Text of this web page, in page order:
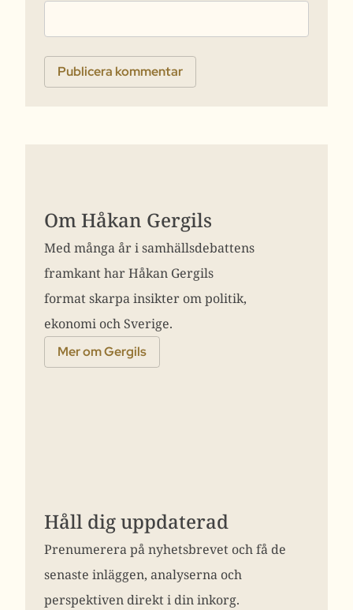
Om Håkan Gergils
Med många år i samhällsdebattens
framkant har Håkan Gergils
format skarpa insikter om politik,
ekonomi och Sverige.
Mer om Gergils
Håll dig uppdaterad
Prenumerera på nyhetsbrevet och få de
senaste inläggen, analyserna och
perspektiven direkt i din inkorg.